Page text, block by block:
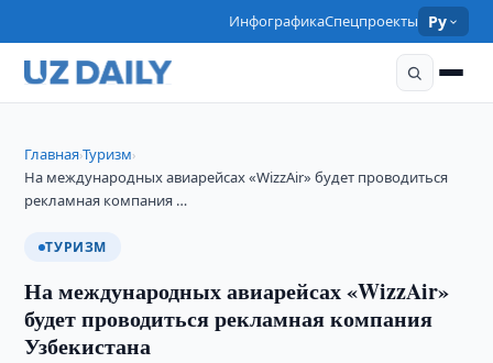
ИнфографикаСпецпроекты Ру
Главная›Туризм›
На международных авиарейсах «WizzAir» будет проводиться
рекламная компания …
ТУРИЗМ
На международных авиарейсах «WizzAir»
будет проводиться рекламная компания
Узбекистана